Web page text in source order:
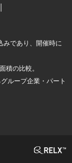
みであり、開催時に
の比較。
ループ企業・パート